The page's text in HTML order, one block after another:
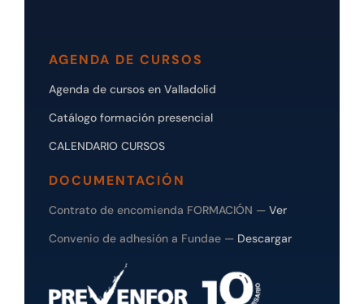
AGENDA DE CURSOS
Agenda de cursos en Valladolid
Catálogo formación presencial
CALENDARIO CURSOS
DOCUMENTACIÓN
Contrato de encomienda FORMACIÓN — Ver
Convenio de adhesión a Fundae — Descargar